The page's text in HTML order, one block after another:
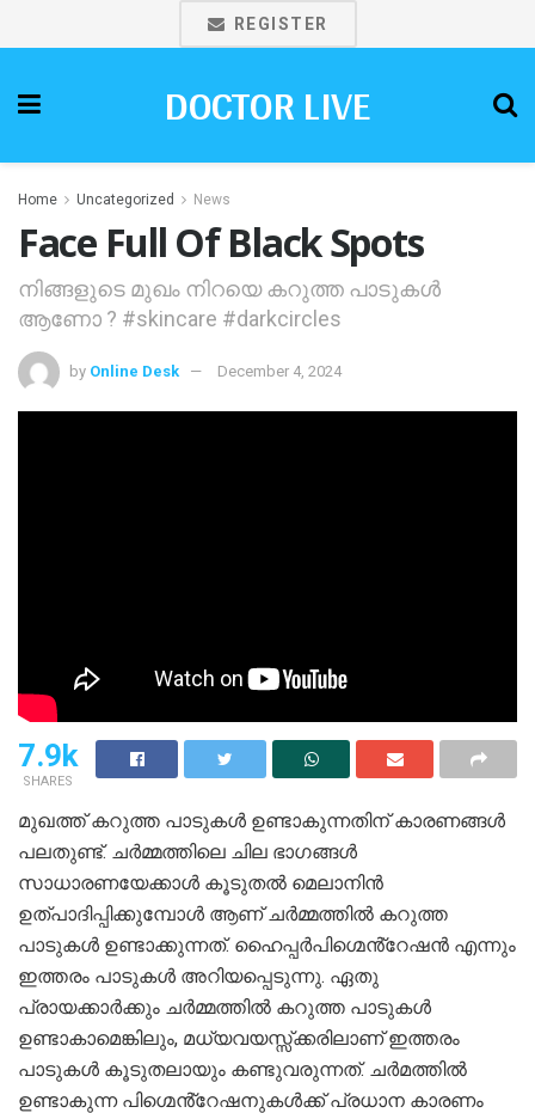
REGISTER
DOCTOR LIVE
Home Uncategorized News
Face Full Of Black Spots
നിങ്ങളുടെ മുഖം നിറയെ കറുത്ത പാടുകൾ
ആണോ ? #skincare #darkcircles
by Online Desk December 4, 2024
7.9k
SHARES
മുഖത്ത് കറുത്ത പാടുകൾ ഉണ്ടാകുന്നതിന് കാരണങ്ങൾ
പലതുണ്ട്. ചർമ്മത്തിലെ ചില ഭാഗങ്ങൾ
സാധാരണയേക്കാൾ കൂടുതൽ മെലാനിൻ
ഉത്പാദിപ്പിക്കുമ്പോൾ ആണ്‌ ചർമ്മത്തിൽ കറുത്ത
പാടുകൾ ഉണ്ടാക്കുന്നത്. ഹൈപ്പർപിഗ്മെൻ്റേഷൻ എന്നും
ഇത്തരം പാടുകൾ അറിയപ്പെടുന്നു. ഏതു
പ്രായക്കാർക്കും ചർമ്മത്തിൽ കറുത്ത പാടുകൾ
ഉണ്ടാകാമെങ്കിലും, മധ്യവയസ്സ്ക്കരിലാണ് ഇത്തരം
പാടുകൾ കൂടുതലായും കണ്ടുവരുന്നത്. ചർമത്തിൽ
ഉണ്ടാകുന്ന പിഗ്മെൻ്റേഷനുകൾക്ക് പ്രധാന കാരണം